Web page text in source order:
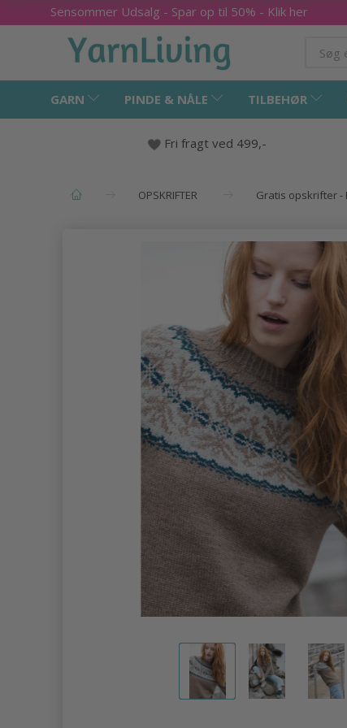
Sensommer Udsalg - Spar op til 50% - Klik her
GARN PINDE & NÅLE TILBEHØR
Fri fragt ved 499,-
OPSKRIFTER Gratis opskrifter -